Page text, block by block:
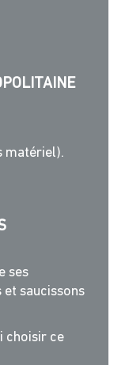
matériel).
ses
et saucissons
choisir ce